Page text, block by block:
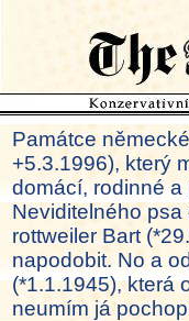
Památce
+5.3.1996), který
domácí, rodinné
Neviditelného
rottweiler Bart
napodobit. No a
(*1.1.1945), která
neumím já